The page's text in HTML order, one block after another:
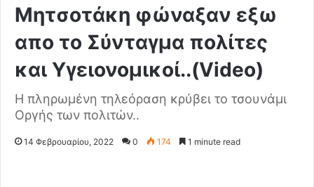
Μητσοτάκη φώναξαν εξω
απο το Σύνταγμα πολίτες
και Υγειονομικοί..(Video)
H πληρωμένη τηλεόραση κρύβει το τσουνάμι
Οργής των πολιτών..
14 Φεβρουαρίου, 2022 0 174 1 minute read